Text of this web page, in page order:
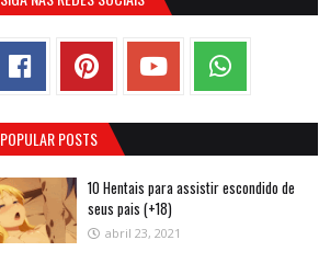
POPULAR POSTS
10 Hentais para assistir escondido de
seus pais (+18)
abril 23, 2021